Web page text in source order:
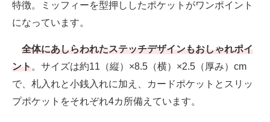
特徴。ミッフィーを型押ししたポケットがワンポイント
になっています。
全体にあしらわれたステッチデザインもおしゃれポイ
ント。サイズは約11（縦）×8.5（横）×2.5（厚み）cm
で、札入れと小銭入れに加え、カードポケットとスリッ
プポケットをそれぞれ4カ所備えています。